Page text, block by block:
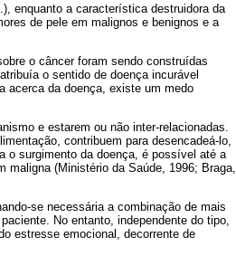
enquanto a característica destruidora da
de pele em malignos e benignos e a
o câncer foram sendo construídas
o sentido de doença incurável
acerca da doença, existe um medo
e estarem ou não inter-relacionadas.
contribuem para desencadeá-lo,
o surgimento da doença, é possível até a
maligna (Ministério da Saúde, 1996; Braga,
se necessária a combinação de mais
No entanto, independente do tipo,
estresse emocional, decorrente de